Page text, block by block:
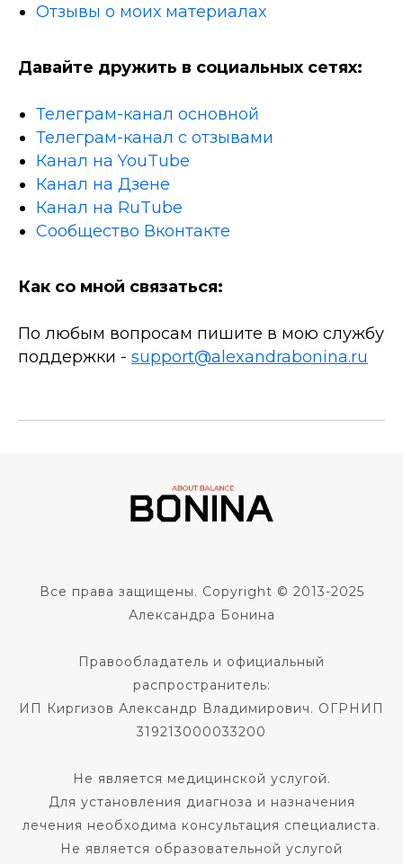
Отзывы о моих материалах
Давайте дружить в социальных сетях:
Телеграм-канал основной
Телеграм-канал с отзывами
Канал на YouTube
Канал на Дзене
Канал на RuTube
Сообщество Вконтакте
Как со мной связаться:
По любым вопросам пишите в мою службу
поддержки - support@alexandrabonina.ru
Все права защищены. Copyright © 2013-2025
Александра Бонина
Правообладатель и официальный
распространитель:
ИП Киргизов Александр Владимирович. ОГРНИП
319213000033200
Не является медицинской услугой.
Для установления диагноза и назначения
лечения необходима консультация специалиста.
Не является образовательной услугой